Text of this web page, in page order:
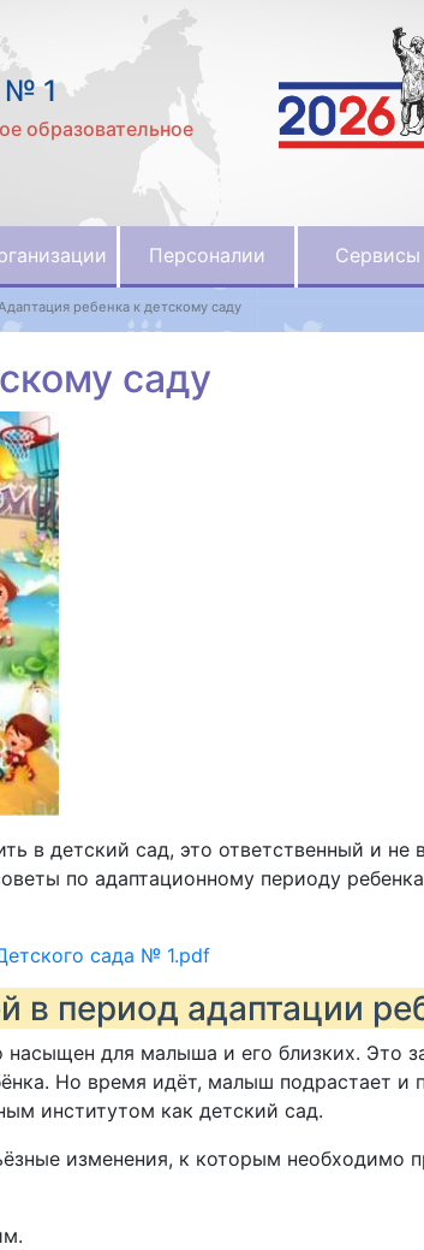
№ 1
образовательное
Персоналии Сервисы
ребенка к детскому саду
саду
в детский сад, это ответственный и не
по адаптационному периоду
сада № 1.pdf
в период адаптации
для малыша и его близких. Это
Но время идёт, малыш подрастает и
институтом как детский сад.
изменения, к которым необходимо